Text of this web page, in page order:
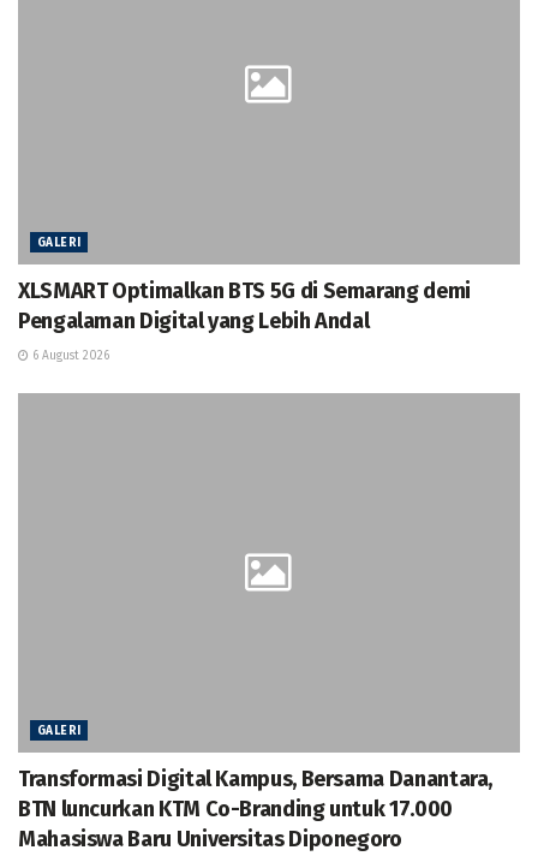
GALERI
XLSMART Optimalkan BTS 5G di Semarang demi
Pengalaman Digital yang Lebih Andal
6 August 2026
GALERI
Transformasi Digital Kampus, Bersama Danantara,
BTN luncurkan KTM Co-Branding untuk 17.000
Mahasiswa Baru Universitas Diponegoro